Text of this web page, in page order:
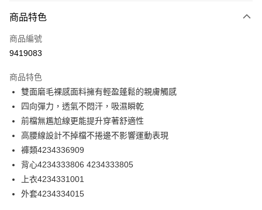
3 期 0 利率 每期
合作金庫商業銀行
上海商業儲蓄銀行
臺灣中小企業銀行
匯豐（台灣）商業銀行
華泰商業銀行
聯邦商業銀行
遠東國際商業銀行
元大商業銀行
永豐商業銀行
玉山商業銀行
星展（台灣）商業銀行
台灣樂天信用卡公司
超商取貨付款
LINE Pay
Apple Pay
街口支付
悠遊付
全盈+PAY
大哥付你分期
相關說明
【大哥付你分期使用說明】
商品特色
商品編號
9419083
商品特色
雙面磨毛裸感面料擁有輕盈蓬鬆的親膚觸感
四向彈力，透氣不悶汗，吸濕瞬乾
前檔無尷尬線更能提升穿著舒適性
高腰線設計不掉檔不捲邊不影響運動表現
褲類4234336909
背心4234333806 4234333805
上衣4234331001
外套4234334015